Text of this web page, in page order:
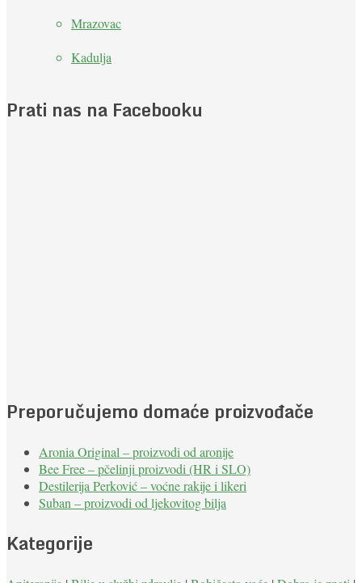
Mrazovac
Kadulja
Prati nas na Facebooku
Preporučujemo domaće proizvođače
Aronia Original – proizvodi od aronije
Bee Free – pčelinji proizvodi (HR i SLO)
Destilerija Perković – voćne rakije i likeri
Suban – proizvodi od ljekovitog bilja
Kategorije